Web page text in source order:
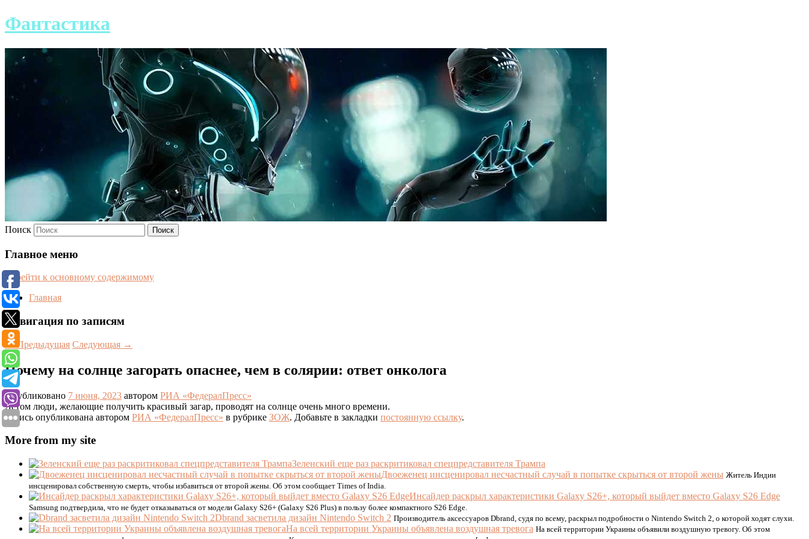
Фантастика
Поиск
Главное меню
Перейти к основному содержимому
Главная
Навигация по записям
←Предыдущая Следующая →
Почему на солнце загорать опаснее, чем в солярии: ответ онколога
Опубликовано 7 июня, 2023 автором РИА «ФедералПресс»
Летом люди, желающие получить красивый загар, проводят на солнце очень много времени.
Запись опубликована автором РИА «ФедералПресс» в рубрике ЗОЖ. Добавьте в закладки постоянную ссылку.
More from my site
Зеленский еще раз раскритиковал спецпредставителя Трампа
Двоеженец инсценировал несчастный случай в попытке скрыться от второй жены Житель Индии
инсценировал собственную смерть, чтобы избавиться от второй жены. Об этом сообщает Times of India.
Инсайдер раскрыл характеристики Galaxy S26+, который выйдет вместо Galaxy S26 Edge
Samsung подтвердила, что не будет отказываться от модели Galaxy S26+ (Galaxy S26 Plus) в пользу более компактного S26 Edge.
Dbrand засветила дизайн Nintendo Switch 2 Производитель аксессуаров Dbrand, судя по всему, раскрыл подробности о Nintendo Switch 2, о которой ходят слухи.
На всей территории Украины объявлена воздушная тревога На всей территории Украины объявили воздушную тревогу. Об этом